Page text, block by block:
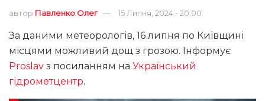
автор Павленко Олег 15 Липня, 2024 - 20:00
За даними метеорологів, 16 липня по Київщині
місцями можливий дощ з грозою. Інформує
Proslav з посиланням на Український
гідрометцентр.